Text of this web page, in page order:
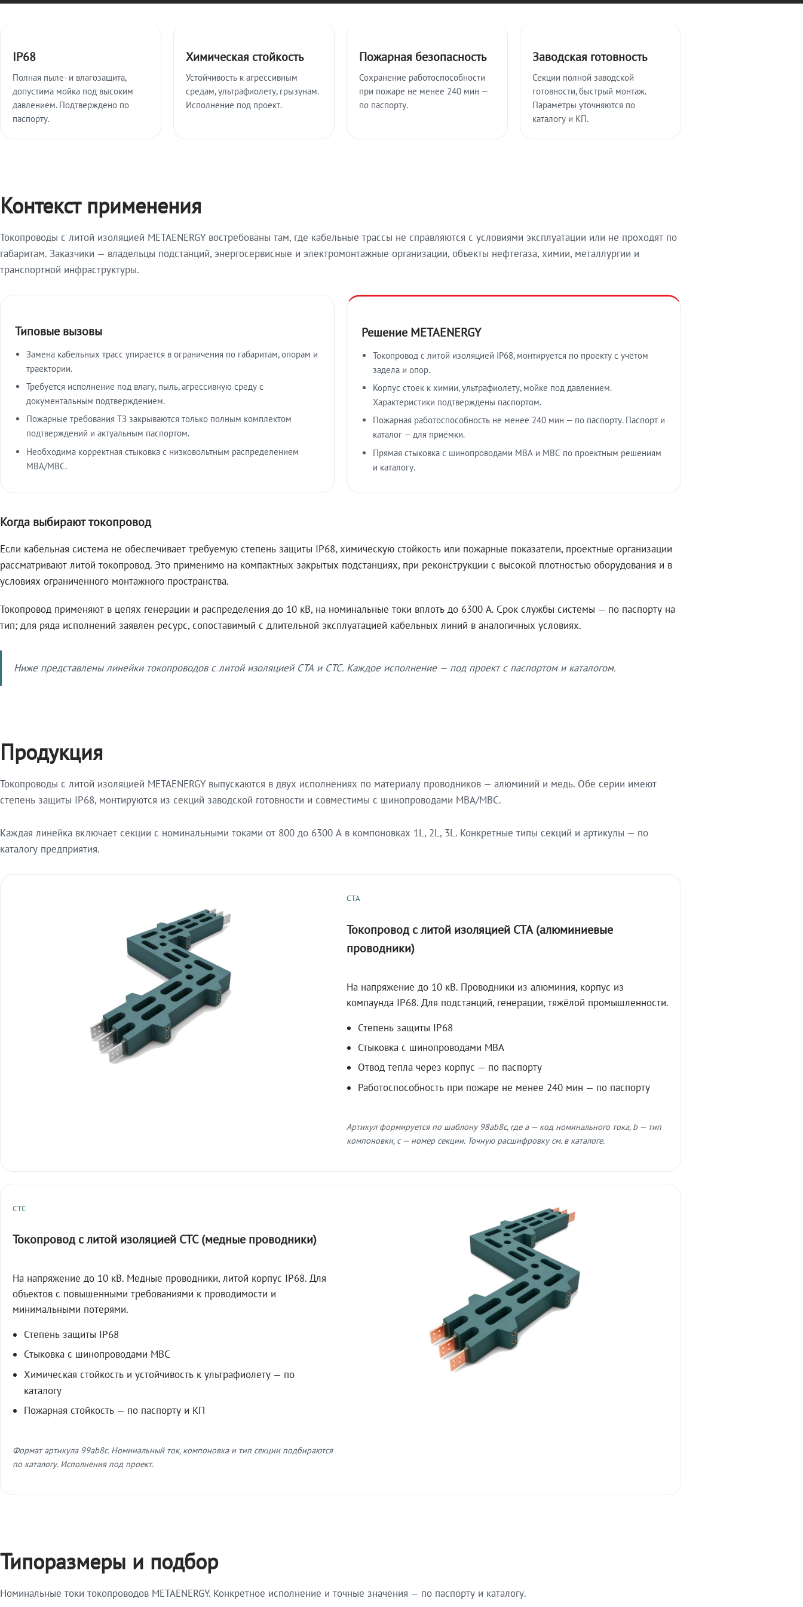
IP68
Полная пыле- и влагозащита,
допустима мойка под высоким
давлением. Подтверждено по
паспорту.
Химическая стойкость
Устойчивость к агрессивным
средам, ультрафиолету, грызунам.
Исполнение под проект.
Пожарная безопасность
Сохранение работоспособности
при пожаре не менее 240 мин —
по паспорту.
Заводская готовность
Секции полной заводской
готовности, быстрый монтаж.
Параметры уточняются по
каталогу и КП.
Контекст применения
Токопроводы с литой изоляцией METAENERGY востребованы там, где кабельные трассы не справляются с условиями эксплуатации или не проходят по
габаритам. Заказчики — владельцы подстанций, энергосервисные и электромонтажные организации, объекты нефтегаза, химии, металлургии и
транспортной инфраструктуры.
Типовые вызовы
Замена кабельных трасс упирается в ограничения по габаритам, опорам и
траектории.
Требуется исполнение под влагу, пыль, агрессивную среду с
документальным подтверждением.
Пожарные требования ТЗ закрываются только полным комплектом
подтверждений и актуальным паспортом.
Необходима корректная стыковка с низковольтным распределением
МВА/МВС.
Решение METAENERGY
Токопровод с литой изоляцией IP68, монтируется по проекту с учётом
задела и опор.
Корпус стоек к химии, ультрафиолету, мойке под давлением.
Характеристики подтверждены паспортом.
Пожарная работоспособность не менее 240 мин — по паспорту. Паспорт и
каталог — для приёмки.
Прямая стыковка с шинопроводами МВА и МВС по проектным решениям
и каталогу.
Когда выбирают токопровод
Если кабельная система не обеспечивает требуемую степень защиты IP68, химическую стойкость или пожарные показатели, проектные организации
рассматривают литой токопровод. Это применимо на компактных закрытых подстанциях, при реконструкции с высокой плотностью оборудования и в
условиях ограниченного монтажного пространства.
Токопровод применяют в цепях генерации и распределения до 10 кВ, на номинальные токи вплоть до 6300 А. Срок службы системы — по паспорту на
тип; для ряда исполнений заявлен ресурс, сопоставимый с длительной эксплуатацией кабельных линий в аналогичных условиях.
Ниже представлены линейки токопроводов с литой изоляцией СТА и СТС. Каждое исполнение — под проект с паспортом и каталогом.
Продукция
Токопроводы с литой изоляцией METAENERGY выпускаются в двух исполнениях по материалу проводников — алюминий и медь. Обе серии имеют
степень защиты IP68, монтируются из секций заводской готовности и совместимы с шинопроводами МВА/МВС.
Каждая линейка включает секции с номинальными токами от 800 до 6300 А в компоновках 1L, 2L, 3L. Конкретные типы секций и артикулы — по
каталогу предприятия.
СТА
Токопровод с литой изоляцией СТА (алюминиевые
проводники)
На напряжение до 10 кВ. Проводники из алюминия, корпус из
компаунда IP68. Для подстанций, генерации, тяжёлой промышленности.
Степень защиты IP68
Стыковка с шинопроводами МВА
Отвод тепла через корпус — по паспорту
Работоспособность при пожаре не менее 240 мин — по паспорту
Артикул формируется по шаблону 98ab8c, где a — код номинального тока, b — тип
компоновки, c — номер секции. Точную расшифровку см. в каталоге.
СТС
Токопровод с литой изоляцией СТС (медные проводники)
На напряжение до 10 кВ. Медные проводники, литой корпус IP68. Для
объектов с повышенными требованиями к проводимости и
минимальными потерями.
Степень защиты IP68
Стыковка с шинопроводами МВС
Химическая стойкость и устойчивость к ультрафиолету — по
каталогу
Пожарная стойкость — по паспорту и КП
Формат артикула 99ab8c. Номинальный ток, компоновка и тип секции подбираются
по каталогу. Исполнения под проект.
Типоразмеры и подбор
Номинальные токи токопроводов METAENERGY. Конкретное исполнение и точные значения — по паспорту и каталогу.